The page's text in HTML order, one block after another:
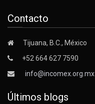
Contacto
Tijuana, B.C., México
+52 664 627 7590
info@incomex.org.mx
Últimos blogs